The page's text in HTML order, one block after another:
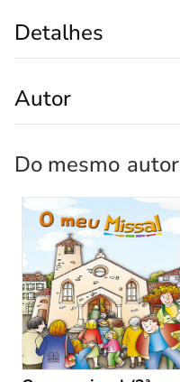
Detalhes
Autor
Do mesmo autor